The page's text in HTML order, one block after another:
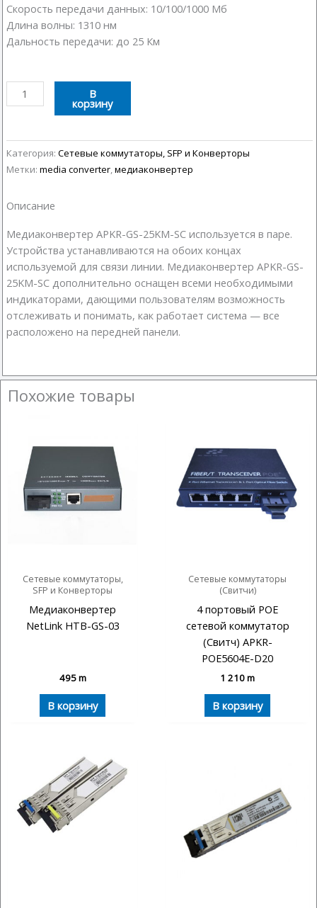
Скорость передачи данных: 10/100/1000 Мб
Длина волны: 1310 нм
Дальность передачи: до 25 Км
Количество
товара
APKR-
GS-
25KM-
В
корзину
Категория: Сетевые коммутаторы, SFP и Конверторы
Метки: media converter,медиаконвертер
Описание
Медиаконвертер APKR-GS-25KM-SC используется в паре.
Устройства устанавливаются на обоих концах
используемой для связи линии. Медиаконвертер APKR-GS-
25KM-SC дополнительно оснащен всеми необходимыми
индикаторами, дающими пользователям возможность
отслеживать и понимать, как работает система — все
расположено на передней панели.
Похожие товары
Сетевые коммутаторы,
SFP и Конверторы
Медиаконвертер
NetLink HTB-GS-03
495m
В корзину
Сетевые коммутаторы
(Свитчи)
4 портовый POE
сетевой коммутатор
(Свитч) APKR-
POE5604E-D20
1 210m
В корзину